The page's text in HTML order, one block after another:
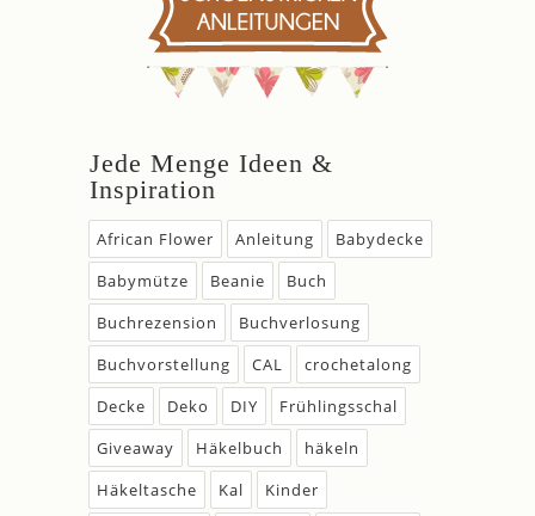
Jede Menge Ideen &
Inspiration
African Flower Anleitung
Babydecke
Babymütze
Beanie
Buch
Buchrezension
Buchverlosung
Buchvorstellung
CAL
crochetalong
Decke
Deko DIY
Frühlingsschal
Giveaway
Häkelbuch
häkeln
Häkeltasche
Kal
Kinder